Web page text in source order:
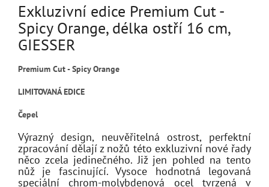
Exkluzivní edice Premium Cut -
Spicy Orange, délka ostří 16 cm,
GIESSER
Premium Cut - Spicy Orange
LIMITOVANÁ EDICE
Čepel
Výrazný design, neuvěřitelná ostrost, perfektní
zpracování dělají z nožů této exkluzivní nové řady
něco zcela jedinečného. Již jen pohled na tento
nůž je fascinující. Vysoce hodnotná legovaná
speciální chrom-molybdenová ocel tvrzená v